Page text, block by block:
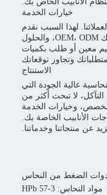
الخدمة
نقدم
خيارات خدمة مرنة، بما في ذلك OEM، ODM، والحلول
بكميات
توقعاتك
التي
أكثر من
الخدمة
بك.
وخدماتنا.
النحاس